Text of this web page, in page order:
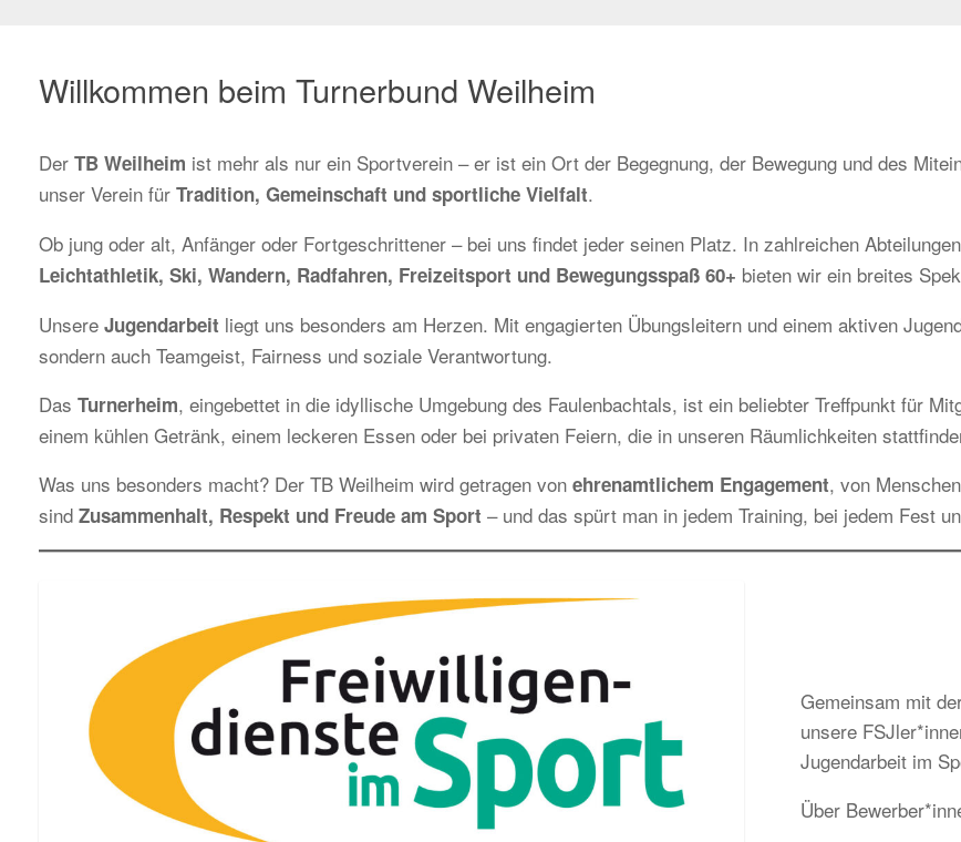
Willkommen beim Turnerbund Weilheim
Der TB Weilheim ist mehr als nur ein Sportverein – er ist ein Ort der Begegnung, der Bewegung und des
unser Verein für Tradition, Gemeinschaft und sportliche Vielfalt.
Ob jung oder alt, Anfänger oder Fortgeschrittener – bei uns findet jeder seinen Platz. In zahlreichen
Leichtathletik, Ski, Wandern, Radfahren, Freizeitsport und Bewegungsspaß 60+ bieten wir ein breites
Unsere Jugendarbeit liegt uns besonders am Herzen. Mit engagierten Übungsleitern und einem aktiven
sondern auch Teamgeist, Fairness und soziale Verantwortung.
Das Turnerheim, eingebettet in die idyllische Umgebung des Faulenbachtals, ist ein beliebter Treffpunkt für
einem kühlen Getränk, einem leckeren Essen oder bei privaten Feiern, die in unseren Räumlichkeiten
Was uns besonders macht? Der TB Weilheim wird getragen von ehrenamtlichem Engagement, von
sind Zusammenhalt, Respekt und Freude am Sport – und das spürt man in jedem Training, bei jedem Fest
Gemeinsam mit
unsere
Jugendarbeit im
Über